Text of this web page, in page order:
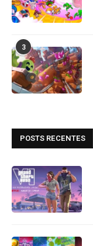
3
POSTS RECENTES